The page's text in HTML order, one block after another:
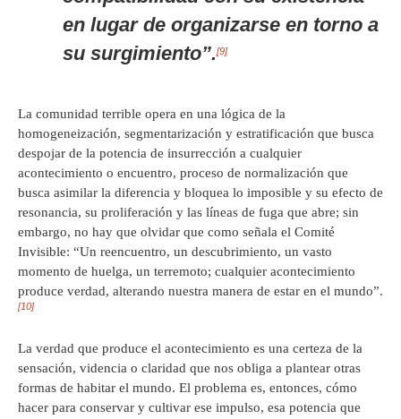
en lugar de organizarse en torno a
su surgimiento”.[9]
La comunidad terrible opera en una lógica de la
homogeneización, segmentarización y estratificación que busca
despojar de la potencia de insurrección a cualquier
acontecimiento o encuentro, proceso de normalización que
busca asimilar la diferencia y bloquea lo imposible y su efecto de
resonancia, su proliferación y las líneas de fuga que abre; sin
embargo, no hay que olvidar que como señala el Comité
Invisible: “Un reencuentro, un descubrimiento, un vasto
momento de huelga, un terremoto; cualquier acontecimiento
produce verdad, alterando nuestra manera de estar en el mundo”.
[10]
La verdad que produce el acontecimiento es una certeza de la
sensación, videncia o claridad que nos obliga a plantear otras
formas de habitar el mundo. El problema es, entonces, cómo
hacer para conservar y cultivar ese impulso, esa potencia que